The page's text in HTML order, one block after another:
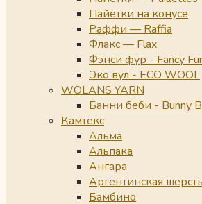
Пайетки на конусе
Раффи — Raffia
Флакс — Flax
Фэнси фур - Fancy Fur
Эко вул - ECO WOOL
WOLANS YARN
Банни беби - Bunny
Камтекс
Альма
Альпака
Ангара
Аргентинская шерсть
Бамбино